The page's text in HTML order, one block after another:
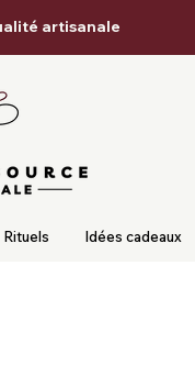
artisanale
Rituels Idées cadeaux